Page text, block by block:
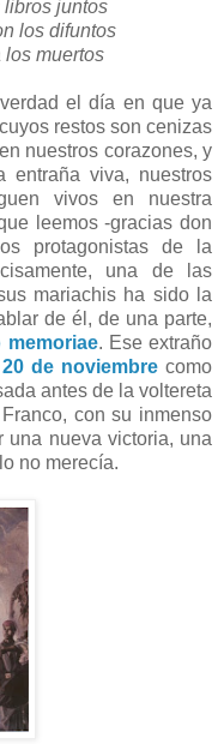
libros juntos
los difuntos
muertos
el día en que ya
restos son cenizas
nuestros corazones, y
entraña viva, nuestros
vivos en nuestra
leemos -gracias don
protagonistas de la
una de las
mariachis ha sido la
de él, de una parte,
memoriae. Ese extraño
20 de noviembrecomo
antes de la voltereta
con su inmenso
una nueva victoria, una
no merecía.